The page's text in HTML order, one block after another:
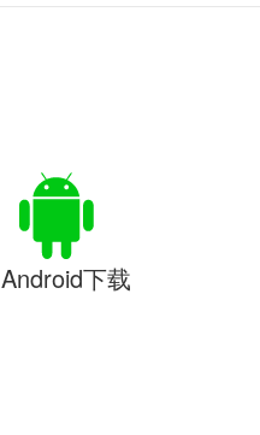
Android下载